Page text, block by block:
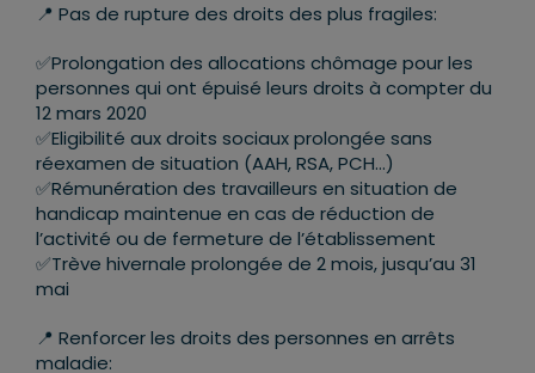
📍 Pas de rupture des droits des plus fragiles:
✅Prolongation des allocations chômage pour les
personnes qui ont épuisé leurs droits à compter du
12 mars 2020
✅Eligibilité aux droits sociaux prolongée sans
réexamen de situation (AAH, RSA, PCH…)
✅Rémunération des travailleurs en situation de
handicap maintenue en cas de réduction de
l’activité ou de fermeture de l’établissement
✅Trève hivernale prolongée de 2 mois, jusqu’au 31
mai
📍 Renforcer les droits des personnes en arrêts
maladie: